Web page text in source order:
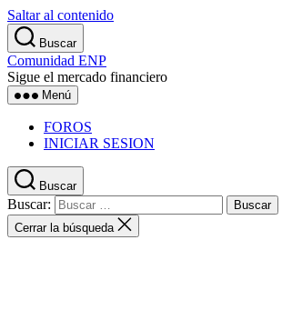
Saltar al contenido
Buscar
Comunidad ENP
Sigue el mercado financiero
Menú
FOROS
INICIAR SESION
Buscar
Buscar:
Cerrar la búsqueda